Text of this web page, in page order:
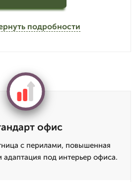
подробности
офис
с перилами, повышенная
адаптация под интерьер офиса.